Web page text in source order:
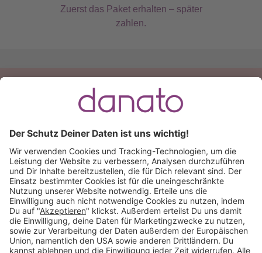
Zuerst das Paket erhalten – später
zahlen.
Du hast eine Frage?
+49 (0) 511 51 56 0300
schreib uns eineE-Mail
Käuferschutz inklusive Kauf auf Rechnung